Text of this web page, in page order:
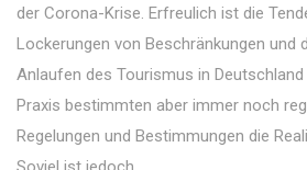
der Corona-Krise. Erfreulich ist die
Lockerungen von Beschränkungen und
Anlaufen des Tourismus in Deutschland
Praxis bestimmten aber immer noch
Regelungen und Bestimmungen die